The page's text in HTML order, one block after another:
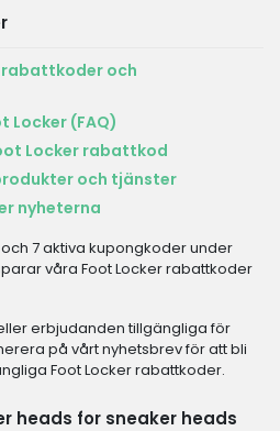
rabattkoder och
Locker (FAQ)
Locker rabattkod
och tjänster
nyheterna
7 aktiva kupongkoder under
våra Foot Locker rabattkoder
erbjudanden tillgängliga för
på vårt nyhetsbrev för att bli
Foot Locker rabattkoder.
heads for sneaker heads